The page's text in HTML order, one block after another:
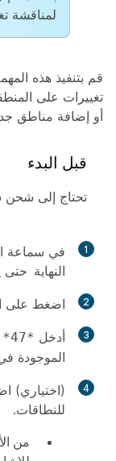
لمناقشة
قم بتنفيذ هذه
تغييرات على
أو إضافة مناطق
قبل البدء
تحتاج إلى شحن
1 في سماعة
النهاية حتى
2 اضغط على
3 أدخل *47*
الموجودة
4 (اختياري)
للنطاقات.
من